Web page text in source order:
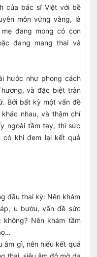
của bác sĩ Việt với bề
môn vững vàng, là
đang mong có con
đang mang thai và
hước như phong cách
và đặc biệt tràn
Bởi bất kỳ một vấn đề
nhau, và thậm chí
ngoài tầm tay, thì sức
có khi đem lại kết quả
đầu thai kỳ: Nên khám
u bướu, vấn đề sức
Nên khám tầm
âm gì, nên hiểu kết quả